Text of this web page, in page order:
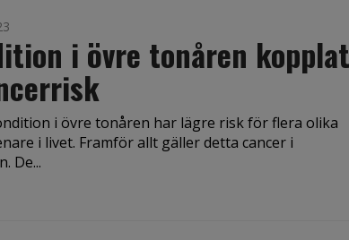
i övre tonåren
i övre tonåren har lägre risk för flera olika
i livet. Framför allt gäller detta cancer i
De...